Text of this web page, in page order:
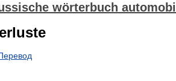
wörterbuch automobil